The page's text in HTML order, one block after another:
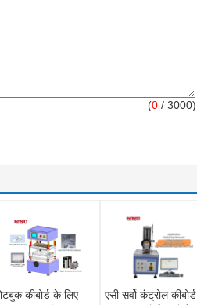
(0 / 3000)
कीबोर्ड के लिए
एसी सर्वो कंट्रोल कीबोर्ड